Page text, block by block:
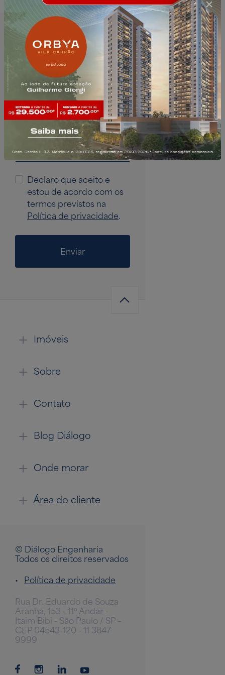
Cadastre-se
receba novidades:
Nome:
E-mail:
Declaro que aceito e
estou de acordo com os
termos previstos na
Política de privacidade.
Enviar
Imóveis
Sobre
Contato
Blog Diálogo
Onde morar
Área do cliente
© Diálogo Engenharia
Todos os direitos reservados
• Política de privacidade
Rua Dr. Eduardo de Souza
Aranha, 153 - 11º Andar -
Itaim Bibi - São Paulo / SP –
CEP 04543-120 - 11 3847
9999